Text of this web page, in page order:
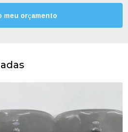
meu orçamento